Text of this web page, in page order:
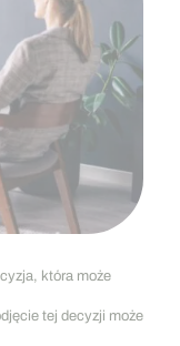
która może
tej decyzji może